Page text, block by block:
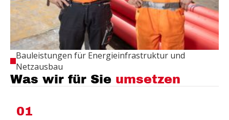
Bauleistungen für Energieinfrastruktur und
Netzausbau
Was wir für Sie umsetzen
01